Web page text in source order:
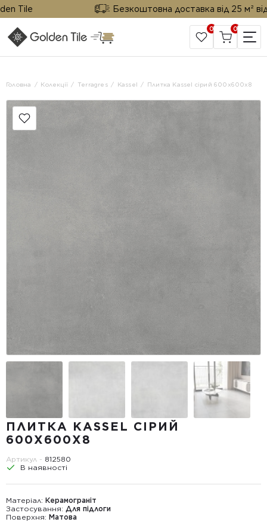
Безкоштовна доставка від 25 м² від
САЙТ КОМПАНІЇ
0 0
Головна Колекції Terragres Kassel Плитка Kassel сірий 600x600x8
ПЛИТКА KASSEL СІРИЙ
600X600X8
Артикул - 812580
В наявності
Матеріал: Керамограніт
Застосування: Для підлоги
Поверхня: Матова